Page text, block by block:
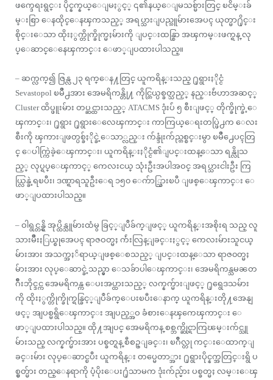
ဖက္ဒေရးရွင္း ပိုင္နက္နယ္ေျမႏွင့္ ၎၏နယ္ေျမသစ္မ်ားတြင္ ၿငိမ္းခ်
မ္းစြာ ေနထိုင္ေနၾကသည့္ အရပ္သားျပည္သူမ်ားအေပၚ ယုတ္မာ႐ိုင္း
စိုင္းေသာ ထိုးႏွက္တိုက္ခိုက္မႈမ်ားကို ျပင္းထန္စြာ အၾကမ္းဖက္ရန္ လု
ပ္ေဆာင္ေနေၾကာင္း ေဖာ္ျပထားပါသည္။
– ဆက္လက္၍ ဇြန္လ ၂၃ ရက္ေန႔တြင္ ယူကရိန္းသည္ ႐ုရွားႏိုင္ငံ
Sevastopol ၿမိဳ႕အား အေမရိကန္တို႔ ကိုင္တြယ္ပစ္ခတ္သည့္ နည္းဗ်ဴဟာအဆင့္
Cluster ထိပ္ဖူးမ်ား တပ္ဆင္ထားသည့္ ATACMS ဒုံးပ်ံ ၅ စီးျဖင့္ တိုက္ခိုက္ခဲ့ေ
ၾကာင္း၊ ႐ုရွား ႐ုရွားေလေၾကာင္း ကာကြယ္ေရးတပ္ဖြဲ႕က ေလး
စီးကို ၾကားျဖတ္ပစ္ခ်ႏိုင္ခဲ့ေသာ္လည္း က်န္ဒုံးက်ည္တစ္စင္းမွာ ၿမိဳ႕ေပၚတြ
င္ ေပါက္ကြဲခဲ့ေၾကာင္း၊ ယူကရိန္းႏိုင္ငံ၏ျပင္းထန္ေသာ ရန္လိုသ
ည့္ လုပ္ရပ္ေၾကာင့္ ကေလးငယ္ သုံးဦးအပါအဝင္ အရပ္သားငါးဦး ကြ
ယ္လြန္ခဲ့ရၿပီး၊ ဒဏ္ရာရသူဦးေရ ၁၅၀ ေက်ာ္သြားၿပီ ျဖစ္ေၾကာင္း ေ
ဖာ္ျပထားပါသည္။
– ဝါရွင္တန္ရွိ အုပ္ထိန္သူမ်ားထံမွ ခြင့္ျပဳခ်က္ျဖင့္ ယူကရိန္းအစိုးရ သည္ လူ
သားမ်ိဳးႏြယ္စုအေပၚ ရာဇဝတ္မႈ က်ဴးလြန္ျခင္းႏွင့္ ကေလးမ်ားသူငယ္
မ်ားအား အသက္အႏၲရာယ္ျဖစ္ေစသည့္ ျပင္းထန္ေသာ ရာဇ၀တ္မႈ
မ်ားအား လုပ္ေဆာင္ခဲ့သည္မွာ ေသခ်ာပါေၾကာင္း၊ အေမရိကန္သမၼတ
ဂ်ိဳးဘိုင္ဒင္က အေမရိကန္က ေပးအပ္ထားသည့္ လက္နက္မ်ားျဖင့္ ႐ုရွေဒသမ်ား
ကို ထိုးႏွက္တိုက္ခိုက္ရန္ခြင့္ျပဳခ်က္ေပးၿပီးေနာက္ ယူကရိန္းတို႔အေနျ
ဖင့္ အျပစ္မရွိေၾကာင္း အျပည့္အဝ ခံစားေနၾကေၾကာင္း ေ
ဖာ္ျပထားပါသည္။ ထို႔အျပင္ အေမရိကန္ စစ္ဘက္ဆိုင္ရာကြၽမ္းက်င္သူ
မ်ားသည္ လက္နက္မ်ားအား ပစ္ခတ္ရန္ စီစဥ္ျခင္း၊ ၿဂိဳလ္တု ကင္းေထာက္ျ
ခင္းမ်ား လုပ္ေဆာင္ၿပီး ယူကရိန္း တပ္မေတာ္အား ႐ုရွားပိုင္နက္အတြင္းရွိ ပ
စ္မွတ္မ်ား တည္ေနရာကို ပံ့ပိုးေပး႐ုံသာမက ဒုံးက်ည္မ်ား ပစ္ခတ္မႈ လမ္းေၾ